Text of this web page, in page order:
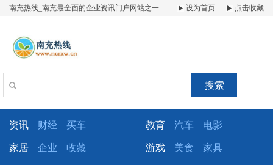
南充热线_南充最全面的企业资讯门户网站之一 设为首页 点击收藏
搜索
资讯 财经 买车 教育 汽车 电影
家居 企业 收藏 游戏 美食 家具